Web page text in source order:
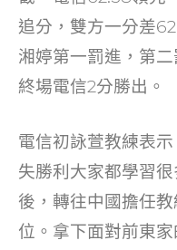
追分，雙方一分差
湘婷第一罰進，第
終場電信2分勝出。
電信初詠萱教練表
失勝利大家都學習
後，轉往中國擔任
位。拿下面對前東